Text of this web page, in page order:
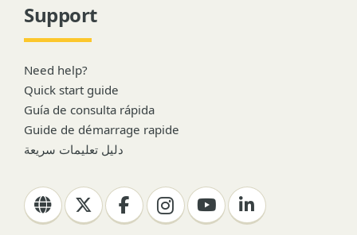
Support
Need help?
Quick start guide
Guía de consulta rápida
Guide de démarrage rapide
دليل تعليمات سريعة